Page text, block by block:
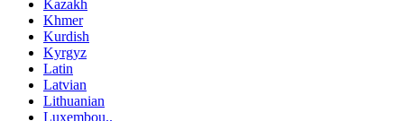
Kazakh
Khmer
Kurdish
Kyrgyz
Latin
Latvian
Lithuanian
Luxembou..